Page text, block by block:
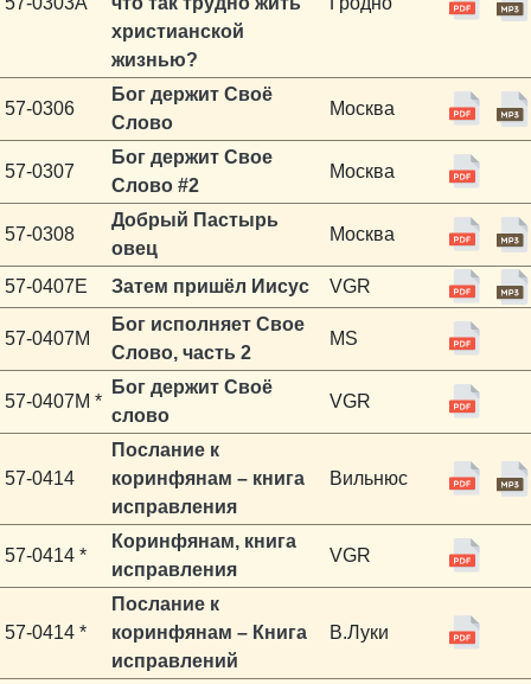
христианской
жизнью?
57-0306
Бог держит Своё
Слово
Москва
57-0307
Бог держит Свое
Слово #2
Москва
57-0308
Добрый Пастырь
овец
Москва
57-0407E Затем пришёл Иисус VGR
57-0407M
Бог исполняет Свое
Слово, часть 2
MS
57-0407M *
Бог держит Своё
слово
VGR
57-0414
Послание к
коринфянам – книга
исправления
Вильнюс
57-0414 *
Коринфянам, книга
исправления
VGR
57-0414 *
Послание к
коринфянам – Книга
исправлений
В.Луки